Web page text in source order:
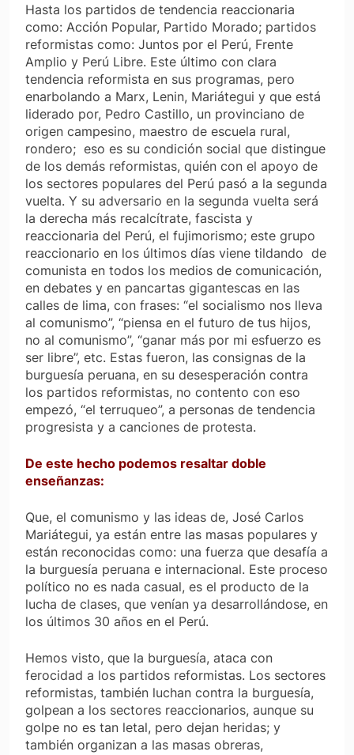
Hasta los partidos de tendencia reaccionaria
como: Acción Popular, Partido Morado; partidos
reformistas como: Juntos por el Perú, Frente
Amplio y Perú Libre. Este último con clara
tendencia reformista en sus programas, pero
enarbolando a Marx, Lenin, Mariátegui y que está
liderado por, Pedro Castillo, un provinciano de
origen campesino, maestro de escuela rural,
rondero; eso es su condición social que distingue
de los demás reformistas, quién con el apoyo de
los sectores populares del Perú pasó a la segunda
vuelta. Y su adversario en la segunda vuelta será
la derecha más recalcítrate, fascista y
reaccionaria del Perú, el fujimorismo; este grupo
reaccionario en los últimos días viene tildando de
comunista en todos los medios de comunicación,
en debates y en pancartas gigantescas en las
calles de lima, con frases: “el socialismo nos lleva
al comunismo”, “piensa en el futuro de tus hijos,
no al comunismo”, “ganar más por mi esfuerzo es
ser libre”, etc. Estas fueron, las consignas de la
burguesía peruana, en su desesperación contra
los partidos reformistas, no contento con eso
empezó, “el terruqueo”, a personas de tendencia
progresista y a canciones de protesta.
De este hecho podemos resaltar doble
enseñanzas:
Que, el comunismo y las ideas de, José Carlos
Mariátegui, ya están entre las masas populares y
están reconocidas como: una fuerza que desafía a
la burguesía peruana e internacional. Este proceso
político no es nada casual, es el producto de la
lucha de clases, que venían ya desarrollándose, en
los últimos 30 años en el Perú.
Hemos visto, que la burguesía, ataca con
ferocidad a los partidos reformistas. Los sectores
reformistas, también luchan contra la burguesía,
golpean a los sectores reaccionarios, aunque su
golpe no es tan letal, pero dejan heridas; y
también organizan a las masas obreras,